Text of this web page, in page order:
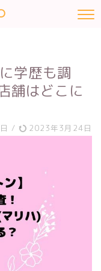
学歴も調
舗はどこに
/ 2023年3月24日